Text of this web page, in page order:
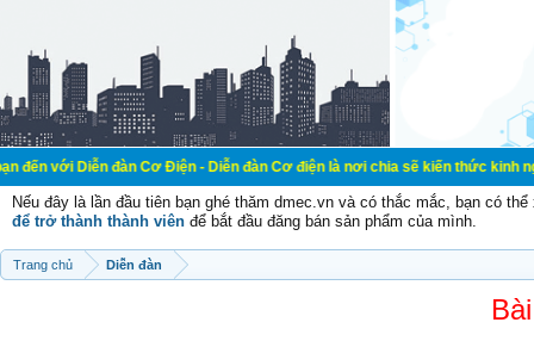
đàn Cơ Điện - Diễn đàn Cơ điện là nơi chia sẽ kiến thức kinh nghiệm
Nếu đây là lần đầu tiên bạn ghé thăm dmec.vn và có thắc mắc, bạn có
để trở thành thành viên để bắt đầu đăng bán sản phẩm của mình.
Trang chủ Diễn đàn